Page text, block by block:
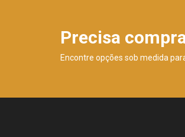
Precisa
Encontre opções sob medida